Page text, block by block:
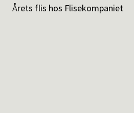
Årets flis hos Flisekompaniet